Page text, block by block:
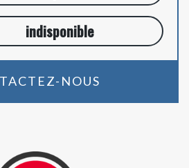
indisponible
NOUS